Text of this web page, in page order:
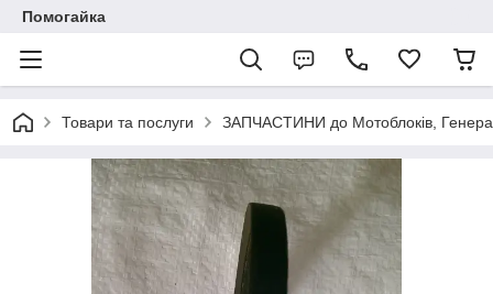
Помогайка
Товари та послуги ЗАПЧАСТИНИ до Мотоблоків,